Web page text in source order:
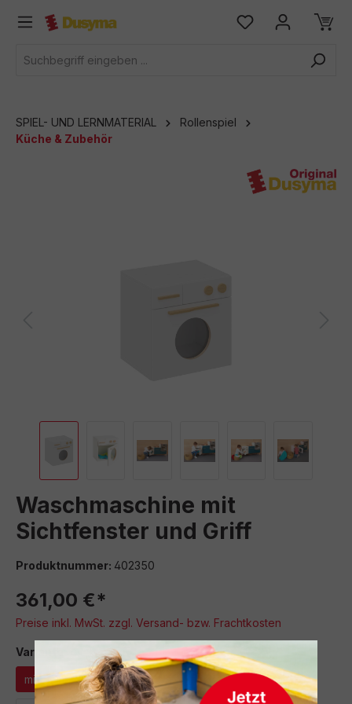
springen
SPIEL- UND LERNMATERIAL
Rollenspiel
Küche & Zubehör
Waschmaschine mit
Sichtfenster und Griff
Produktnummer: 402350
361,00 €*
Preise inkl. MwSt. zzgl. Versand- bzw. Frachtkosten
Variante auswählen
mit Sichtfenster und Griff